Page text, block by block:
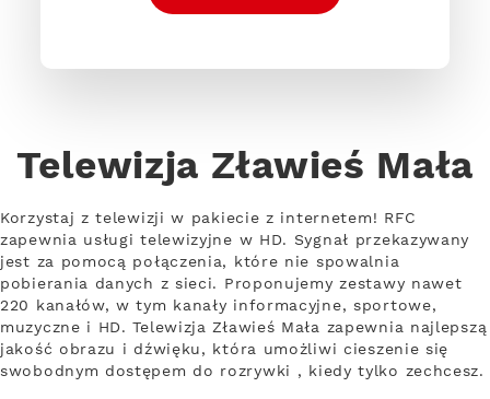
Telewizja Zławieś Mała
Korzystaj z telewizji w pakiecie z internetem! RFC
zapewnia usługi telewizyjne w HD. Sygnał przekazywany
jest za pomocą połączenia, które nie spowalnia
pobierania danych z sieci. Proponujemy zestawy nawet
220 kanałów, w tym kanały informacyjne, sportowe,
muzyczne i HD. Telewizja Zławieś Mała zapewnia najlepszą
jakość obrazu i dźwięku, która umożliwi cieszenie się
swobodnym dostępem do rozrywki , kiedy tylko zechcesz.